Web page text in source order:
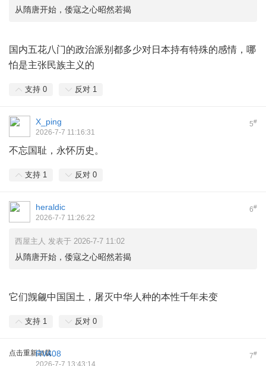
从隋唐开始，倭寇之心昭然若揭
国内五花八门的政治派别都多少对日本持有特殊的感情，哪
怕是主张民族主义的
支持 0 反对 1
5#
X_ping
2026-7-7 11:16:31
不忘国耻，永怀历史。
支持 1 反对 0
6#
heraldic
2026-7-7 11:26:22
西屋主人 发表于 2026-7-7 11:02
从隋唐开始，倭寇之心昭然若揭
它们觊觎中国国土，屠灭中华人种的本性千年未变
支持 1 反对 0
点击重新加载 7#
RV408
2026-7-7 13:43:14